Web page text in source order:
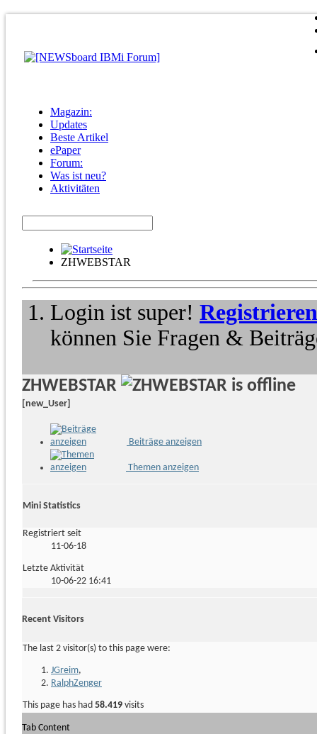
Magazin:
Updates
Beste Artikel
ePaper
Forum:
Was ist neu?
Aktivitäten
ZHWEBSTAR
Login ist super! Registrieren
können Sie Fragen &
ZHWEBSTAR
[new_User]
Beiträge anzeigen
Themen anzeigen
Mini Statistics
Registriert seit
11-06-18
Letzte Aktivität
10-06-22 16:41
Recent Visitors
The last 2 visitor(s) to this page were:
JGreim,
RalphZenger
This page has had 58.419 visits
Tab Content